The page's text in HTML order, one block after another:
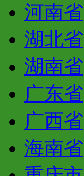
河南省
湖北省
湖南省
广东省
广西省
海南省